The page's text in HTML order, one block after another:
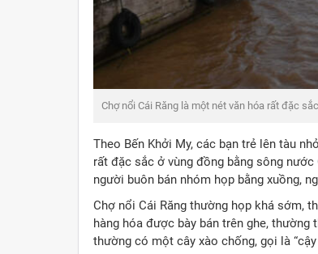
Cùng thưởng thức nước dừa trên xuồng
Theo Bến Khởi My, các bạn trẻ lên tàu
rất đặc sắc ở vùng đồng bằng sông
người buôn bán nhóm họp bằng xuồng,
Chợ nổi Cái Răng thường họp khá sớm,
hàng hóa được bày bán trên ghe,
thường có một cây xào chống, gọi là